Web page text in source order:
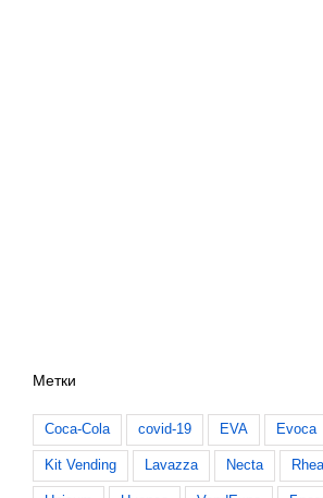
Kit Vending Lavazza Necta
Unicum Uvenco VendExpo